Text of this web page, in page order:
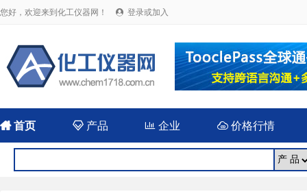
您好，欢迎来到化工仪器网！  登录或加入
首页 产品  企业 价格行情